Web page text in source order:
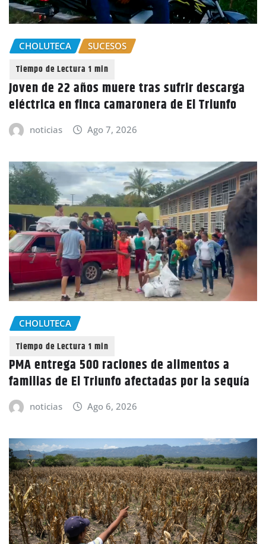
CHOLUTECA SUCESOS
Joven de 22 años muere tras sufrir descarga
eléctrica en finca camaronera de El Triunfo
noticias Ago 7, 2026
CHOLUTECA
PMA entrega 500 raciones de alimentos a
familias de El Triunfo afectadas por la sequía
noticias Ago 6, 2026